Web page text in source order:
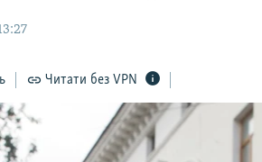
Читати без VPN